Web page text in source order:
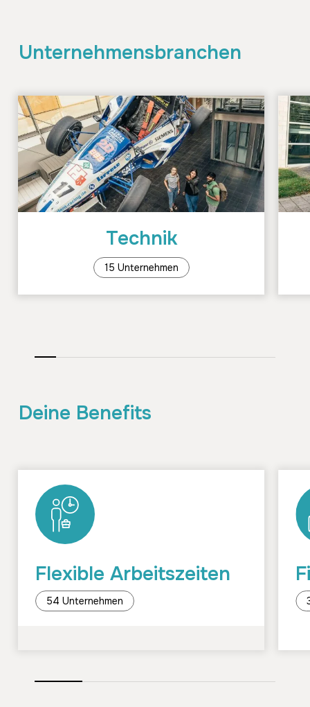
Unternehmens­branchen
Technik
Unternehmen
anzeigen
Technik
15 Unternehmen
Deine Benefits
Flexible Arbeitszeiten
54 Unternehmen